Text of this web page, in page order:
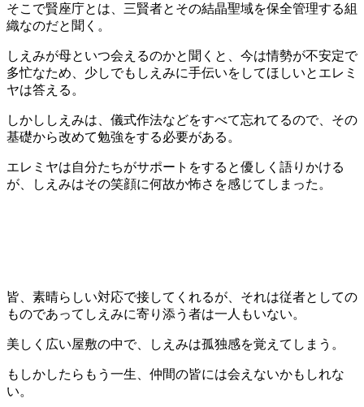
そこで賢座庁とは、三賢者とその結晶聖域を保全管理する組
織なのだと聞く。
しえみが母といつ会えるのかと聞くと、今は情勢が不安定で
多忙なため、少しでもしえみに手伝いをしてほしいとエレミ
ヤは答える。
しかししえみは、儀式作法などをすべて忘れてるので、その
基礎から改めて勉強をする必要がある。
エレミヤは自分たちがサポートをすると優しく語りかける
が、しえみはその笑顔に何故か怖さを感じてしまった。
皆、素晴らしい対応で接してくれるが、それは従者としての
ものであってしえみに寄り添う者は一人もいない。
美しく広い屋敷の中で、しえみは孤独感を覚えてしまう。
もしかしたらもう一生、仲間の皆には会えないかもしれな
い。